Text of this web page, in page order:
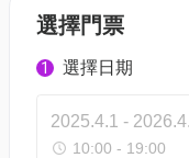
選擇門票
1 選擇日期
2025.4.1 -
10:00 - 19:00